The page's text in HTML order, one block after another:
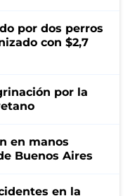
por dos perros
con $2,7
por la
en manos
Buenos Aires
en la